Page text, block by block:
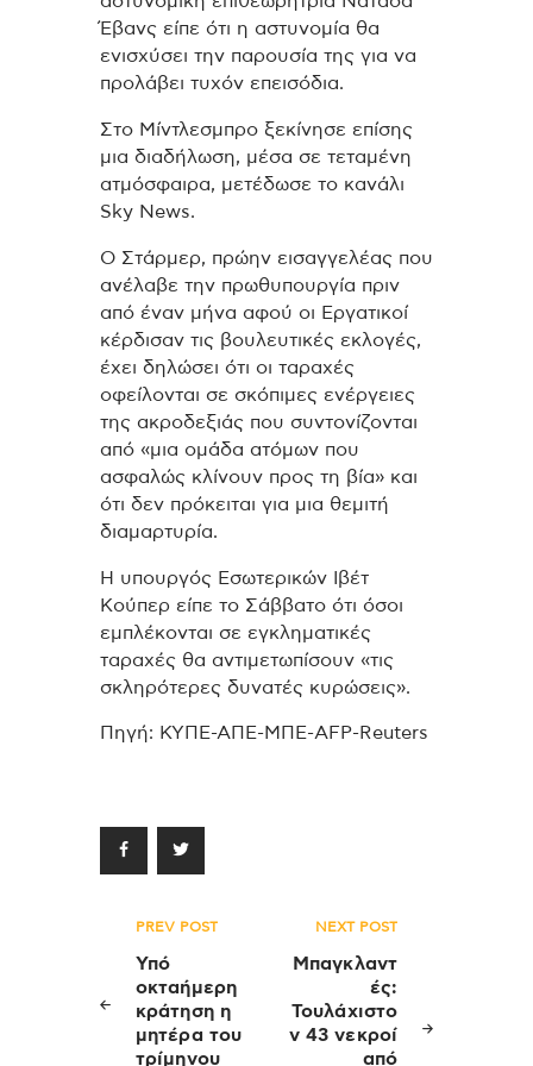
Έβανς είπε ότι η αστυνομία θα
ενισχύσει την παρουσία της για να
προλάβει τυχόν επεισόδια.
Στο Μίντλεσμπρο ξεκίνησε επίσης
μια διαδήλωση, μέσα σε τεταμένη
ατμόσφαιρα, μετέδωσε το κανάλι
Sky News.
Ο Στάρμερ, πρώην εισαγγελέας που
ανέλαβε την πρωθυπουργία πριν
από έναν μήνα αφού οι Εργατικοί
κέρδισαν τις βουλευτικές εκλογές,
έχει δηλώσει ότι οι ταραχές
οφείλονται σε σκόπιμες ενέργειες
της ακροδεξιάς που συντονίζονται
από «μια ομάδα ατόμων που
ασφαλώς κλίνουν προς τη βία» και
ότι δεν πρόκειται για μια θεμιτή
διαμαρτυρία.
Η υπουργός Εσωτερικών Ιβέτ
Κούπερ είπε το Σάββατο ότι όσοι
εμπλέκονται σε εγκληματικές
ταραχές θα αντιμετωπίσουν «τις
σκληρότερες δυνατές κυρώσεις».
Πηγή: ΚΥΠΕ-ΑΠΕ-ΜΠΕ-AFP-Reuters
Πλοήγηση
άρθρων
PREV POST
Υπό
οκταήμερη
κράτηση η
μητέρα του
τρίμηνου
NEXT POST
Μπαγκλαντ
ές:
Τουλάχιστο
ν 43 νεκροί
από